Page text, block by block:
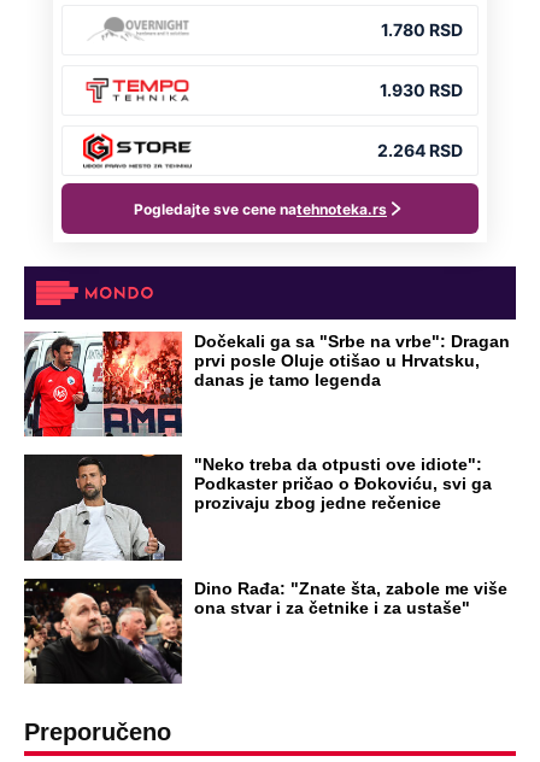
Dočekali ga sa "Srbe na vrbe": Dragan
prvi posle Oluje otišao u Hrvatsku,
danas je tamo legenda
"Neko treba da otpusti ove idiote":
Podkaster pričao o Đokoviću, svi ga
prozivaju zbog jedne rečenice
Dino Rađa: "Znate šta, zabole me više
ona stvar i za četnike i za ustaše"
Preporučeno